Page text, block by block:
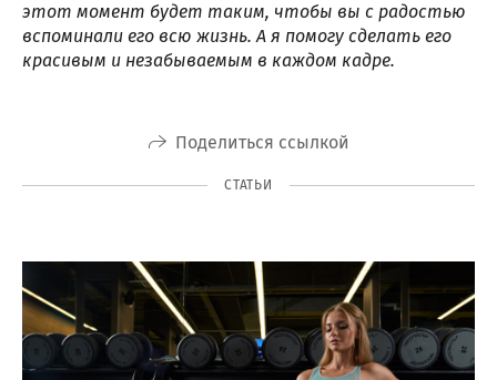
этот момент будет таким, чтобы вы с радостью
вспоминали его всю жизнь. А я помогу сделать его
красивым и незабываемым в каждом кадре.
Поделиться ссылкой
СТАТЬИ